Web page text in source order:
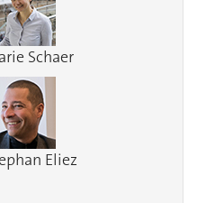
Schaer
Eliez